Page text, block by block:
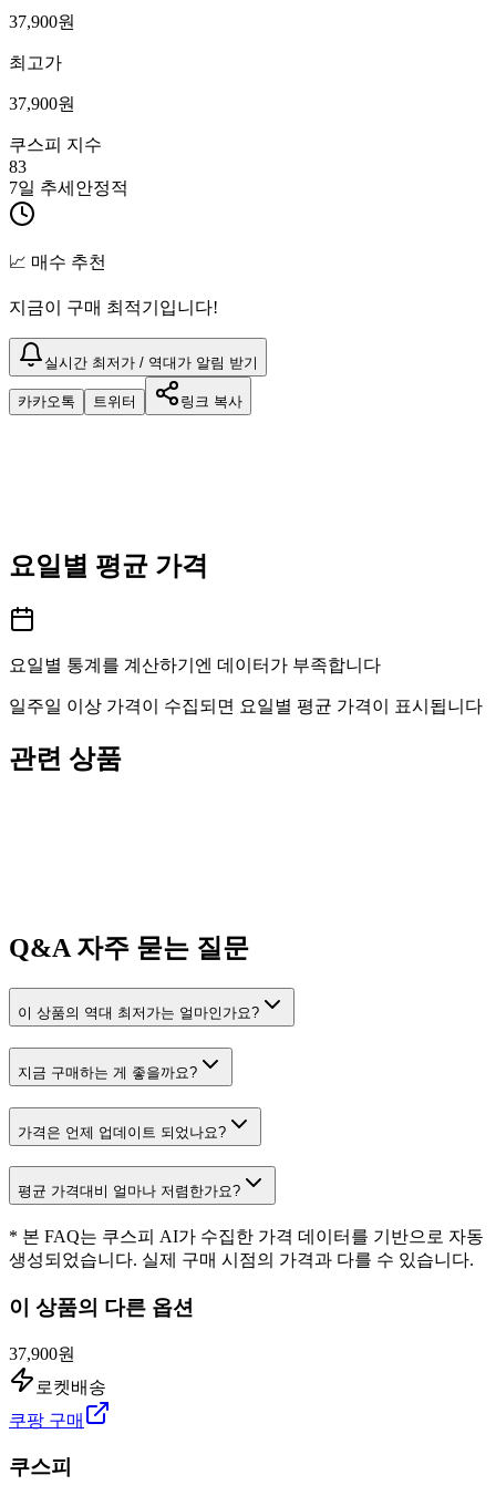
37,900원
최고가
37,900원
쿠스피 지수
83
7일 추세 안정적
📈 매수 추천
지금이 구매 최적기입니다!
실시간 최저가 / 역대가 알림 받기
카카오톡 트위터 링크 복사
요일별 평균 가격
요일별 통계를 계산하기엔 데이터가 부족합니다
일주일 이상 가격이 수집되면 요일별 평균 가격이 표시됩니다
관련 상품
Q&A자주 묻는 질문
이 상품의 역대 최저가는 얼마인가요?
지금 구매하는 게 좋을까요?
가격은 언제 업데이트 되었나요?
평균 가격대비 얼마나 저렴한가요?
* 본 FAQ는 쿠스피 AI가 수집한 가격 데이터를 기반으로 자동
생성되었습니다. 실제 구매 시점의 가격과 다를 수 있습니다.
이 상품의 다른 옵션
37,900원
로켓배송
쿠팡 구매
쿠스피